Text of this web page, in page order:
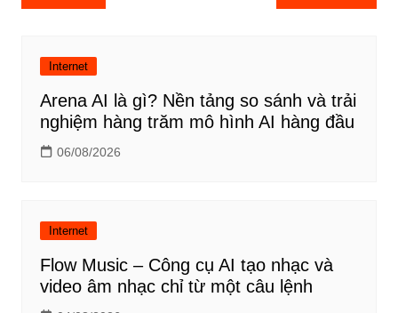
hướng
viếtInternet
Arena AI là gì? Nền tảng so sánh và trải
nghiệm hàng trăm mô hình AI hàng đầu
06/08/2026
Internet
Flow Music – Công cụ AI tạo nhạc và
video âm nhạc chỉ từ một câu lệnh